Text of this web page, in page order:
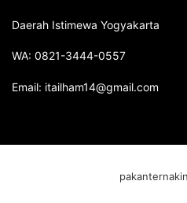
Daerah Istimewa Yogyakarta
WA: 0821-3444-0557
Email: itailham14@gmail.com